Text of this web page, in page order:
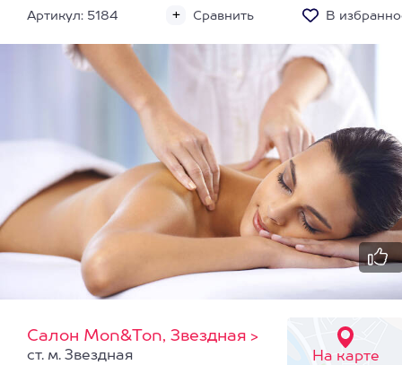
Артикул: 5184 Сравнить В
Салон Mon&Ton, Звездная >
На карте
ст. м. Звездная